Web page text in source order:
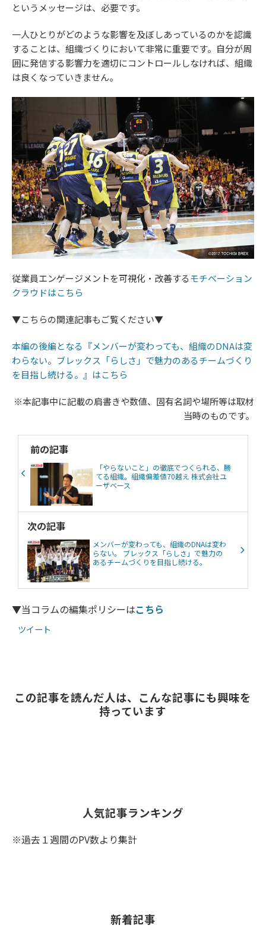
というメッセージは、必要です。
一人ひとりがどのような影響を及ぼしあっているのかを認識
することは、組織づくりにおいて非常に重要です。自分が周
囲に発信する影響力を適切にコントロールしなければ、組織
は良くなっていきません。
従業員エンゲージメントを可視化・改善する​​​​​​​モチベーション
クラウドはこちら
▼こちらの関連記事もご覧ください▼
本編の後編となる『メンバーが変わっても、組織のDNAは変
わらない。ブレックス「らしさ」で魅力のあるチームづくり
を目指し続ける。』はこちら
※本記事中に記載の肩書きや数値、固有名詞や場所等は取材
当時のものです。
前の記事
「やらないこと」の徹底でつくられる、勝
てる組織。組織偏差値70越え 株式会社ユ
ーザベース
次の記事
メンバーが変わっても、組織のDNAは変わ
らない。 ブレックス「らしさ」で魅力の
あるチームづくりを目指し続ける。
▼当コラムの編集ポリシーはこちら
ツイート
この記事を読んだ人は、こんな記事にも興味を
持っています
人気記事ランキング
※過去１週間のPV数より集計
新着記事